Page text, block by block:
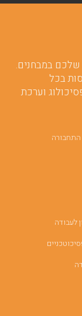
שלכם במבחנים.
בכל
וערכת
התחבורה
לעבודה